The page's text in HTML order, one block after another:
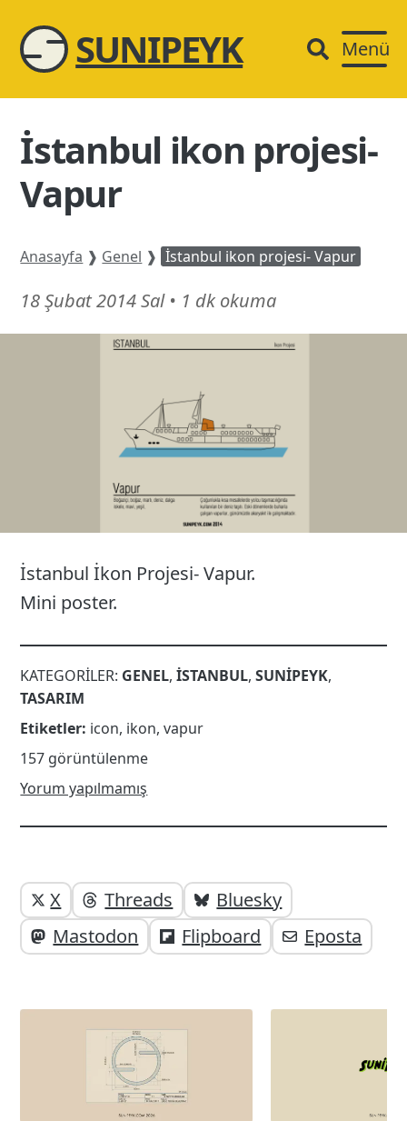
SUNIPEYK Menü
İstanbul ikon projesi-
Vapur
Anasayfa ❱ Genel ❱ İstanbul ikon projesi- Vapur
18 Şubat 2014 Sal 23
Haziran
24
• 1 dk okuma
İstanbul İkon Projesi- Vapur.
Mini poster.
KATEGORILER: GENEL,İSTANBUL,SUNIPEYK,
TASARIM
Etiketler: icon, ikon,vapur
157 görüntülenme
Yorum yapılmamış
Yazı
altı
elemanları
Yazıyı
paylaşabilirsiniz;
X Threads
Bluesky
Mastodon
Flipboard Eposta